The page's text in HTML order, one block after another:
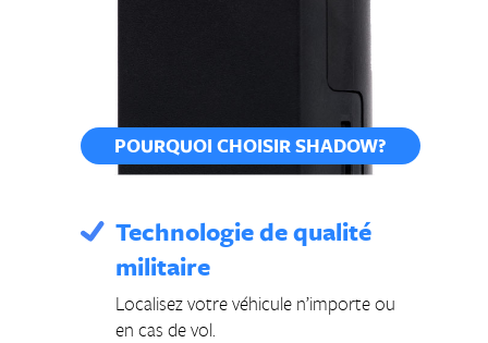
POURQUOI CHOISIR SHADOW?
Technologie de qualité
militaire
Localisez votre véhicule n’importe ou
en cas de vol.